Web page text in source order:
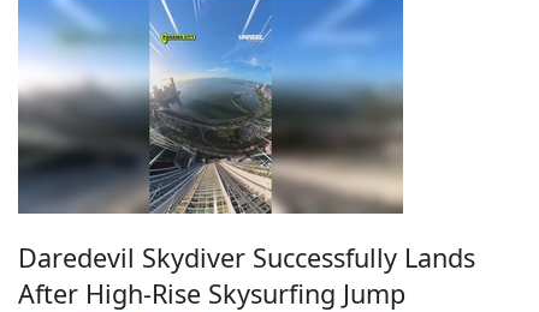
Daredevil Skydiver Successfully Lands
After High-Rise Skysurfing Jump